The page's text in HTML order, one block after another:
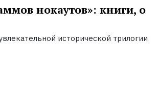
нокаутов»: книги, о
исторической трилогии